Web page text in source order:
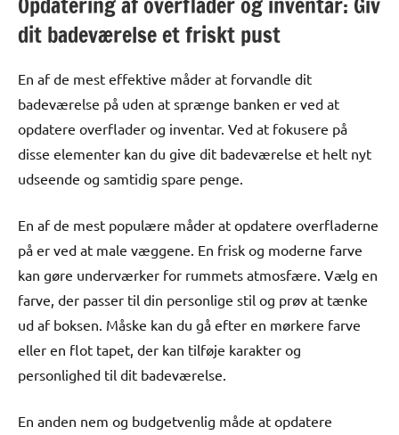
dit badeværelse et friskt pust
En af de mest effektive måder at forvandle dit
badeværelse på uden at sprænge banken er ved at
opdatere overflader og inventar. Ved at fokusere på
disse elementer kan du give dit badeværelse et helt nyt
udseende og samtidig spare penge.
En af de mest populære måder at opdatere overfladerne
på er ved at male væggene. En frisk og moderne farve
kan gøre underværker for rummets atmosfære. Vælg en
farve, der passer til din personlige stil og prøv at tænke
ud af boksen. Måske kan du gå efter en mørkere farve
eller en flot tapet, der kan tilføje karakter og
personlighed til dit badeværelse.
En anden nem og budgetvenlig måde at opdatere